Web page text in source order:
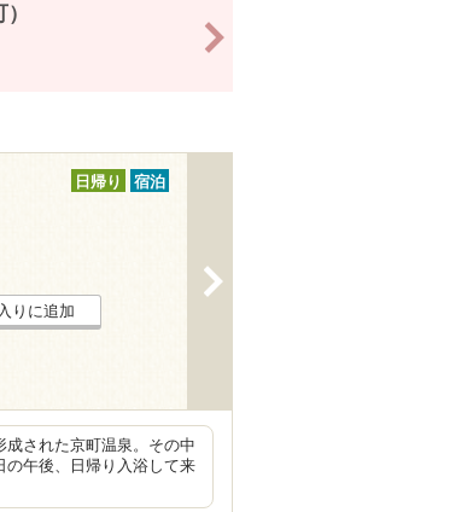
>
日帰り 宿泊
りに追加
された京町温泉。その中
午後、日帰り入浴して来